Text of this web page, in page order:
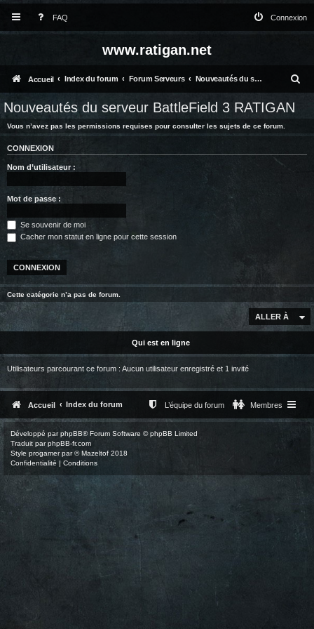
FAQ Connexion
www.ratigan.net
Accueil Index du forum Forum Serveurs Nouveautés du serveur BattleField 3 RATIGAN
e
Nouveautés du serveur BattleField 3 RATIGAN
Vous n’avez pas les permissions requises pour consulter les sujets de ce forum.
CONNEXION
Nom d’utilisateur :
Mot de passe :
Se souvenir de moi
Cacher mon statut en ligne pour cette session
Cette catégorie n’a pas de forum.
ALLER À
Qui est en ligne
Utilisateurs parcourant ce forum : Aucun utilisateur enregistré et 1 invité
Accueil Index du forum Membres
L’équipe du forum
Développé parphpBB® Forum Software © phpBB Limited
Traduit parphpBB-fr.com
Style progamerpar ©Mazeltof 2018
Confidentialité | Conditions